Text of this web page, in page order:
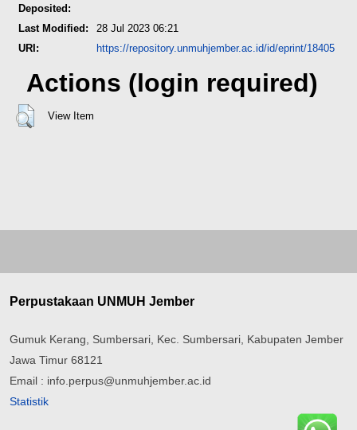
Deposited:
Last Modified:
28 Jul 2023 06:21
URI:
https://repository.unmuhjember.ac.id/id/eprint/18405
Actions (login required)
View Item
Perpustakaan UNMUH Jember
Gumuk Kerang, Sumbersari, Kec. Sumbersari, Kabupaten Jember
Jawa Timur 68121
Email : info.perpus@unmuhjember.ac.id
Statistik